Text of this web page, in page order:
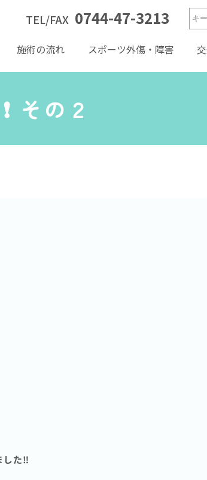
TEL/FAX 0744-47-3213
施術の流れ スポーツ外傷・障害
その２
した‼️